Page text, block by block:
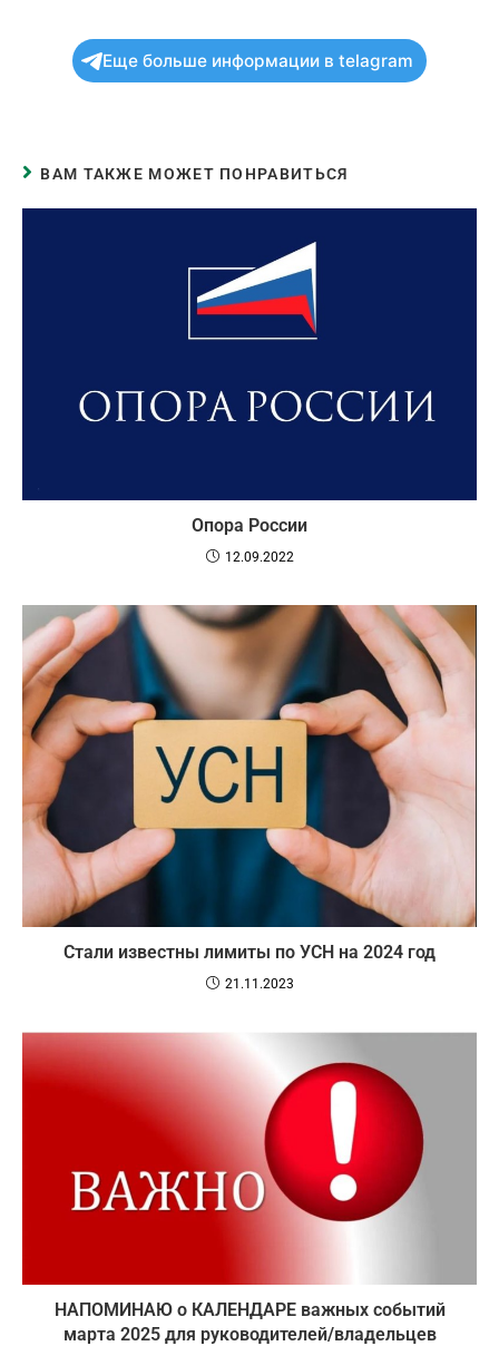
Еще больше информации в telagram
ВАМ ТАКЖЕ МОЖЕТ ПОНРАВИТЬСЯ
Опора России
12.09.2022
Стали известны лимиты по УСН на 2024 год
21.11.2023
НАПОМИНАЮ о КАЛЕНДАРЕ важных событий
марта 2025 для руководителей/владельцев